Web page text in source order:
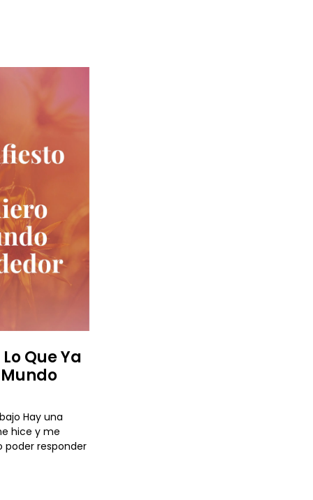
Que Ya
Mundo
Hay una
hice y me
responder